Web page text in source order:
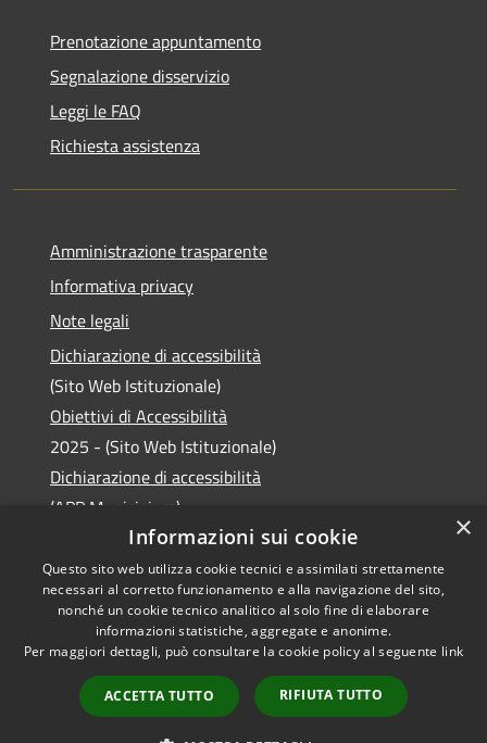
Prenotazione appuntamento
Segnalazione disservizio
Leggi le FAQ
Richiesta assistenza
Amministrazione trasparente
Informativa privacy
Note legali
Dichiarazione di accessibilità
(Sito Web Istituzionale)
Obiettivi di Accessibilità
2025 - (Sito Web Istituzionale)
Dichiarazione di accessibilità
(APP Municipium)
Accessibilità
Privacy
Mappa del sito
Copyright © 2026 • Comune di
Laveno Mombello • Powered
Municipium •Accesso
redazione
×
Informazioni sui cookie
Questo sito web utilizza cookie tecnici e assimilati strettamente
necessari al corretto funzionamento e alla navigazione del sito,
nonché un cookie tecnico analitico al solo fine di elaborare
informazioni statistiche, aggregate e anonime.
Per maggiori dettagli, può consultare la cookie policy al seguente link
ACCETTA TUTTO RIFIUTA TUTTO